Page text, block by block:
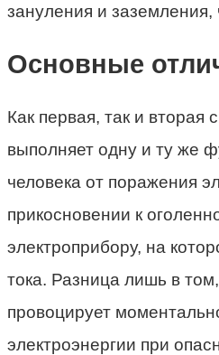
зануления и заземления,
Основные
Как первая, так и вторая
выполняет одну и ту же
человека от поражения
прикосновении к
электроприбору, на
тока. Разница лишь в
провоцирует
электроэнергии при